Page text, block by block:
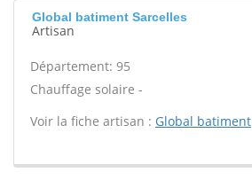
Global batiment Sarcelles
Artisan
Département: 95
Chauffage solaire -
Voir la fiche artisan : Global batiment